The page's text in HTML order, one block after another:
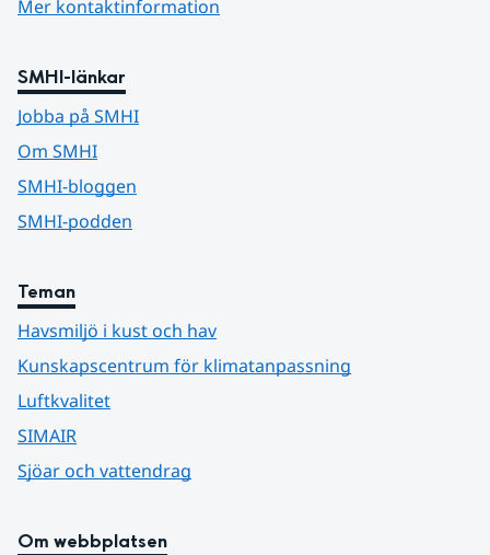
Mer kontaktinformation
SMHI-länkar
Jobba på SMHI
Om SMHI
SMHI-bloggen
SMHI-podden
Teman
Havsmiljö i kust och hav
Kunskapscentrum för klimatanpassning
Luftkvalitet
SIMAIR
Sjöar och vattendrag
Om webbplatsen